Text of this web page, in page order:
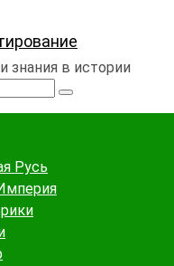
знания в истории
Русь